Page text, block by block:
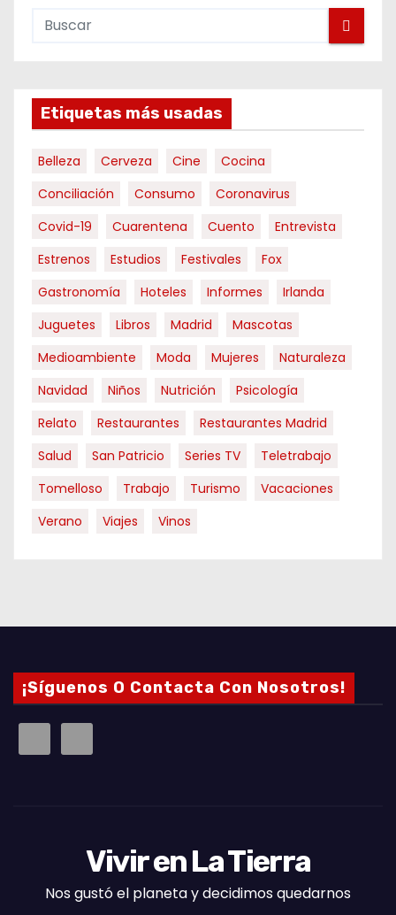
Etiquetas más usadas
Belleza Cerveza Cine
Cocina
Conciliación
Consumo
Coronavirus
Covid-19
Cuarentena Cuento
Entrevista
Estrenos
Estudios Festivales
Fox
Gastronomía
Hoteles Informes
Irlanda
Juguetes
Libros Madrid
Mascotas
Medioambiente
Moda Mujeres
Naturaleza
Navidad
Niños Nutrición
Psicología
Relato
Restaurantes
Restaurantes Madrid
Salud
San Patricio Series TV
Teletrabajo
Tomelloso
Trabajo Turismo
Vacaciones
Verano
Viajes Vinos
¡Síguenos O Contacta Con Nosotros!
Vivir en La Tierra
Nos gustó el planeta y decidimos quedarnos